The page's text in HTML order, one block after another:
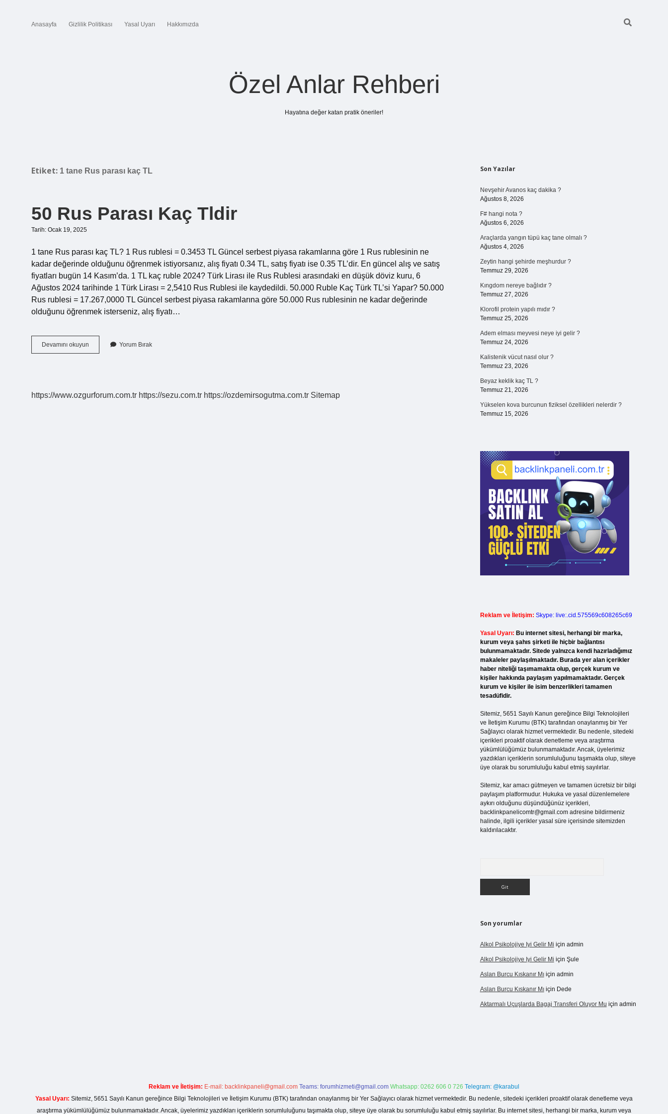
Anasayfa Gizlilik Politikası Yasal Uyarı Hakkımızda
Özel Anlar Rehberi
Hayatına değer katan pratik öneriler!
Etiket: 1 tane Rus parası kaç TL
50 Rus Parası Kaç Tldir
Tarih: Ocak 19, 2025
1 tane Rus parası kaç TL? 1 Rus rublesi = 0.3453 TL Güncel serbest piyasa rakamlarına göre 1 Rus rublesinin ne
kadar değerinde olduğunu öğrenmek istiyorsanız, alış fiyatı 0.34 TL, satış fiyatı ise 0.35 TL’dir. En güncel alış ve satış
fiyatları bugün 14 Kasım’da. 1 TL kaç ruble 2024? Türk Lirası ile Rus Rublesi arasındaki en düşük döviz kuru, 6
Ağustos 2024 tarihinde 1 Türk Lirası = 2,5410 Rus Rublesi ile kaydedildi. 50.000 Ruble Kaç Türk TL’si Yapar? 50.000
Rus rublesi = 17.267,0000 TL Güncel serbest piyasa rakamlarına göre 50.000 Rus rublesinin ne kadar değerinde
olduğunu öğrenmek isterseniz, alış fiyatı…
Devamını okuyun
Rus
Yorum Bırak
https://www.ozgurforum.com.tr https://sezu.com.tr https://ozdemirsogutma.com.tr Sitemap
Sidebar
Son Yazılar
Nevşehir Avanos kaç dakika ?
Ağustos 8, 2026
F# hangi nota ?
Ağustos 6, 2026
Araçlarda yangın tüpü kaç tane olmalı ?
Ağustos 4, 2026
Zeytin hangi şehirde meşhurdur ?
Temmuz 29, 2026
Kıngdom nereye bağlıdır ?
Temmuz 27, 2026
Klorofil protein yapılı mıdır ?
Temmuz 25, 2026
Adem elması meyvesi neye iyi gelir ?
Temmuz 24, 2026
Kalistenik vücut nasıl olur ?
Temmuz 23, 2026
Beyaz keklik kaç TL ?
Temmuz 21, 2026
Yükselen kova burcunun fiziksel özellikleri nelerdir ?
Temmuz 15, 2026
Reklam ve İletişim: Skype: live:.cid.575569c608265c69
Yasal Uyarı: Bu internet sitesi, herhangi bir marka,
kurum veya şahıs şirketi ile hiçbir bağlantısı
bulunmamaktadır. Sitede yalnızca kendi hazırladığımız
makaleler paylaşılmaktadır. Burada yer alan içerikler
haber niteliği taşımamakta olup, gerçek kurum ve
kişiler hakkında paylaşım yapılmamaktadır. Gerçek
kurum ve kişiler ile isim benzerlikleri tamamen
tesadüfidir.
Sitemiz, 5651 Sayılı Kanun gereğince Bilgi Teknolojileri
ve İletişim Kurumu (BTK) tarafından onaylanmış bir Yer
Sağlayıcı olarak hizmet vermektedir. Bu nedenle, sitedeki
içerikleri proaktif olarak denetleme veya araştırma
yükümlülüğümüz bulunmamaktadır. Ancak, üyelerimiz
yazdıkları içeriklerin sorumluluğunu taşımakta olup, siteye
üye olarak bu sorumluluğu kabul etmiş sayılırlar.
Sitemiz, kar amacı gütmeyen ve tamamen ücretsiz bir bilgi
paylaşım platformudur. Hukuka ve yasal düzenlemelere
aykırı olduğunu düşündüğünüz içerikleri,
backlinkpanelicomtr@gmail.comadresine bildirmeniz
halinde, ilgili içerikler yasal süre içerisinde sitemizden
kaldırılacaktır.
Son yorumlar
Alkol Psikolojiye Iyi Gelir Mi için admin
Alkol Psikolojiye Iyi Gelir Mi için Şule
Aslan Burcu Kıskanır Mıiçin admin
Aslan Burcu Kıskanır Mıiçin Dede
Aktarmalı Uçuşlarda Bagaj Transferi Oluyor Mu için admin
Reklam ve İletişim: E-mail: backlinkpaneli@gmail.com Teams: forumhizmeti@gmail.com Whatsapp: 0262 606 0 726 Telegram: @karabul
Yasal Uyarı: Sitemiz, 5651 Sayılı Kanun gereğince Bilgi Teknolojileri ve İletişim Kurumu (BTK) tarafından onaylanmış bir Yer Sağlayıcı olarak hizmet vermektedir. Bu nedenle, sitedeki içerikleri proaktif olarak denetleme veya
araştırma yükümlülüğümüz bulunmamaktadır. Ancak, üyelerimiz yazdıkları içeriklerin sorumluluğunu taşımakta olup, siteye üye olarak bu sorumluluğu kabul etmiş sayılırlar. Bu internet sitesi, herhangi bir marka, kurum veya